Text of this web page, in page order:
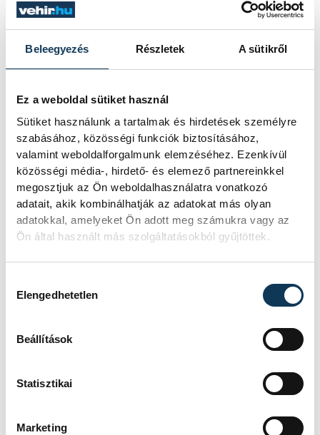
Beleegyezés Részletek A sütikről
Ez a weboldal sütiket használ
Sütiket használunk a tartalmak és hirdetések személyre
szabásához, közösségi funkciók biztosításához,
valamint weboldalforgalmunk elemzéséhez. Ezenkívül
közösségi média-, hirdető- és elemező partnereinkkel
megosztjuk az Ön weboldalhasználatra vonatkozó
adatait, akik kombinálhatják az adatokat más olyan
adatokkal, amelyeket Ön adott meg számukra vagy az
Ön által használt más szolgáltatásokból gyűjtöttek.
Elengedhetetlen
Beállítások
Statisztikai
Marketing